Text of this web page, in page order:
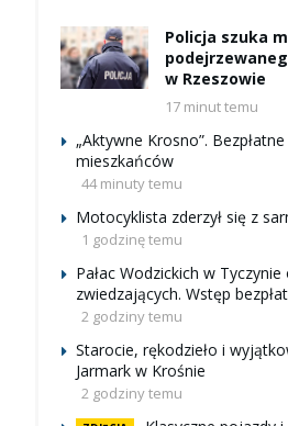
Policja szuka
w Rzeszowie
17 minut temu
„Aktywne Krosno”.
mieszkańców
44 minuty temu
Motocyklista zderzył się z
1 godzinę temu
Pałac Wodzickich w
zwiedzających. Wstęp
2 godziny temu
Starocie, rękodzieło i
Jarmark w Krośnie
2 godziny temu